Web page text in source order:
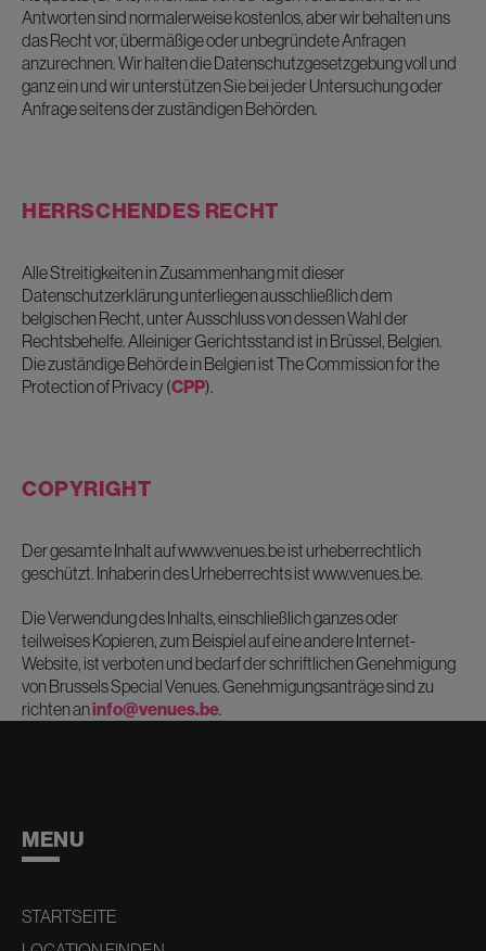
Antworten sind normalerweise kostenlos, aber wir behalten uns
das Recht vor, übermäßige oder unbegründete Anfragen
anzurechnen. Wir halten die Datenschutzgesetzgebung voll und
ganz ein und wir unterstützen Sie bei jeder Untersuchung oder
Anfrage seitens der zuständigen Behörden.
HERRSCHENDES RECHT
Alle Streitigkeiten in Zusammenhang mit dieser
Datenschutzerklärung unterliegen ausschließlich dem
belgischen Recht, unter Ausschluss von dessen Wahl der
Rechtsbehelfe. Alleiniger Gerichtsstand ist in Brüssel, Belgien.
Die zuständige Behörde in Belgien ist The Commission for the
Protection of Privacy (CPP).
COPYRIGHT
Der gesamte Inhalt auf www.venues.be ist urheberrechtlich
geschützt. Inhaberin des Urheberrechts ist www.venues.be.
Die Verwendung des Inhalts, einschließlich ganzes oder
teilweises Kopieren, zum Beispiel auf eine andere Internet-
Website, ist verboten und bedarf der schriftlichen Genehmigung
von Brussels Special Venues. Genehmigungsanträge sind zu
richten aninfo@venues.be.
MENU
STARTSEITE